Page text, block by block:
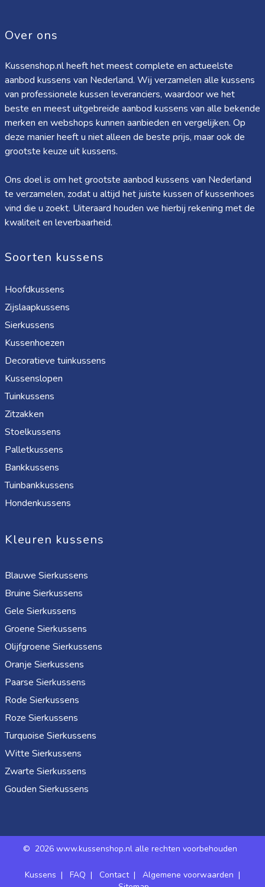
Over ons
Kussenshop.nl heeft het meest complete en actueelste
aanbod kussens van Nederland. Wij verzamelen alle kussens
van professionele kussen leveranciers, waardoor we het
beste en meest uitgebreide aanbod kussens van alle bekende
merken en webshops kunnen aanbieden en vergelijken. Op
deze manier heeft u niet alleen de beste prijs, maar ook de
grootste keuze uit kussens.
Ons doel is om het grootste aanbod kussens van Nederland
te verzamelen, zodat u altijd het juiste kussen of kussenhoes
vind die u zoekt. Uiteraard houden we hierbij rekening met de
kwaliteit en leverbaarheid.
Soorten kussens
Hoofdkussens
Zijslaapkussens
Sierkussens
Kussenhoezen
Decoratieve tuinkussens
Kussenslopen
Tuinkussens
Zitzakken
Stoelkussens
Palletkussens
Bankkussens
Tuinbankkussens
Hondenkussens
Kleuren kussens
Blauwe Sierkussens
Bruine Sierkussens
Gele Sierkussens
Groene Sierkussens
Olijfgroene Sierkussens
Oranje Sierkussens
Paarse Sierkussens
Rode Sierkussens
Roze Sierkussens
Turquoise Sierkussens
Witte Sierkussens
Zwarte Sierkussens
Gouden Sierkussens
© 2026 www.kussenshop.nl alle rechten voorbehouden
Kussens | FAQ | Contact| Algemene voorwaarden |